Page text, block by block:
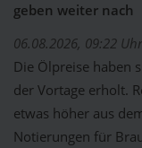
geben weiter nach
06.08.2026, 09:22 Uhr
Die Ölpreise haben
der Vortage erholt.
etwas höher aus
Notierungen für